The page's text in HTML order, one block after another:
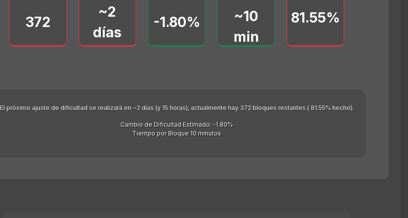
372
~2
días
-1.80%
~10
min
81.55%
El próximo ajuste de dificultad se realizará en ~2 días (y 15 horas), actualmente hay 372 bloques restantes ( 81.55% hecho).
Cambio de Dificultad Estimado: -1.80%
Tiempo por Bloque 10 minutos